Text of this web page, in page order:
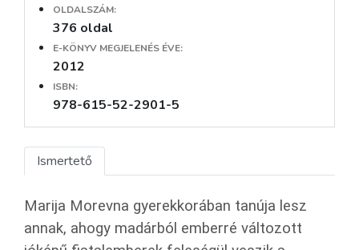
OLDALSZÁM:
376 oldal
E-KÖNYV MEGJELENÉS ÉVE:
2012
ISBN:
978-615-52-2901-5
Ismertető
Marija Morevna gyerekkorában tanúja lesz
annak, ahogy madárból emberré változott